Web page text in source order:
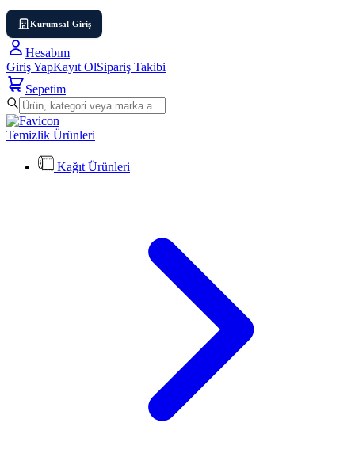
Kurumsal Giriş
Hesabım
Giriş YapKayıt OlSipariş Takibi
Sepetim
Temizlik Ürünleri
Kağıt Ürünleri